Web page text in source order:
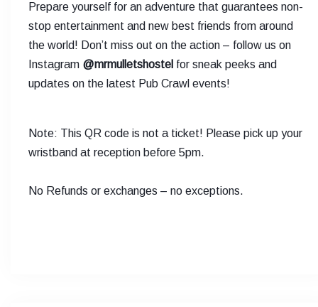
Prepare yourself for an adventure that guarantees non-
stop entertainment and new best friends from around
the world! Don’t miss out on the action – follow us on
Instagram @mrmulletshostel for sneak peeks and
updates on the latest Pub Crawl events!
Note: This QR code is not a ticket! Please pick up your
wristband at reception before 5pm.
No Refunds or exchanges – no exceptions.